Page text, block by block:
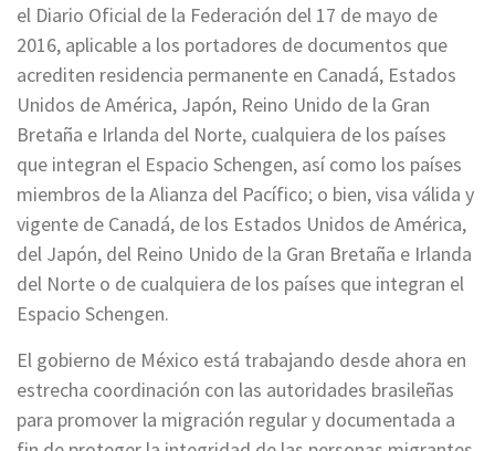
el Diario Oficial de la Federación del 17 de mayo de
2016, aplicable a los portadores de documentos que
acrediten residencia permanente en Canadá, Estados
Unidos de América, Japón, Reino Unido de la Gran
Bretaña e Irlanda del Norte, cualquiera de los países
que integran el Espacio Schengen, así como los países
miembros de la Alianza del Pacífico; o bien, visa válida y
vigente de Canadá, de los Estados Unidos de América,
del Japón, del Reino Unido de la Gran Bretaña e Irlanda
del Norte o de cualquiera de los países que integran el
Espacio Schengen.
El gobierno de México está trabajando desde ahora en
estrecha coordinación con las autoridades brasileñas
para promover la migración regular y documentada a